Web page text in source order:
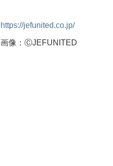
https://jefunited.co.jp/
画像：ⒸJEFUNITED